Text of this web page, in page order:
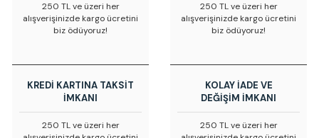
250 TL ve üzeri her
alışverişinizde kargo ücretini
biz ödüyoruz!
250 TL ve üzeri her
alışverişinizde kargo ücretini
biz ödüyoruz!
KREDİ KARTINA TAKSİT
İMKANI
250 TL ve üzeri her
KOLAY İADE VE
DEĞİŞİM İMKANI
250 TL ve üzeri her